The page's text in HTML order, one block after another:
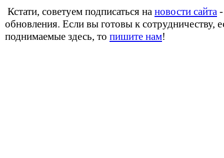
Кстати, советуем подписаться на новости сайта
обновления. Если вы готовы к сотрудничеству,
поднимаемые здесь, то пишите нам!